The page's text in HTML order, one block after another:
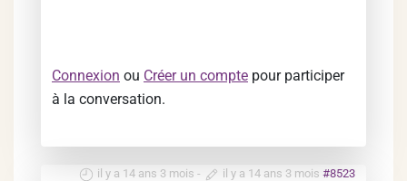
Connexion ou Créer un compte pour participer
à la conversation.
il y a 14 ans 3 mois - il y a 14 ans 3 mois #8523